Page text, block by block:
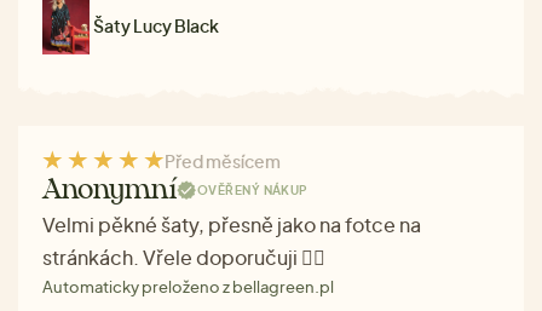
Šaty Lucy Black
Před měsícem
Anonymní OVĚŘENÝ NÁKUP
Velmi pěkné šaty, přesně jako na fotce na
stránkách. Vřele doporučuji ❤️‍🔥
Automaticky preloženo z bellagreen.pl